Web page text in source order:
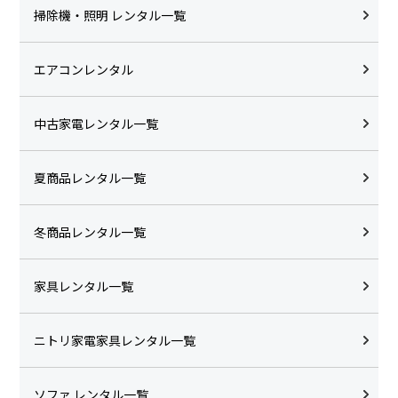
掃除機・照明 レンタル一覧
エアコンレンタル
中古家電レンタル一覧
夏商品レンタル一覧
冬商品レンタル一覧
家具レンタル一覧
ニトリ家電家具レンタル一覧
ソファ レンタル一覧